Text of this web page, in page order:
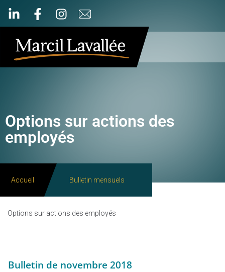
Options sur actions des
employés
Accueil Bulletin mensuels
Options sur actions des employés
Bulletin de novembre 2018